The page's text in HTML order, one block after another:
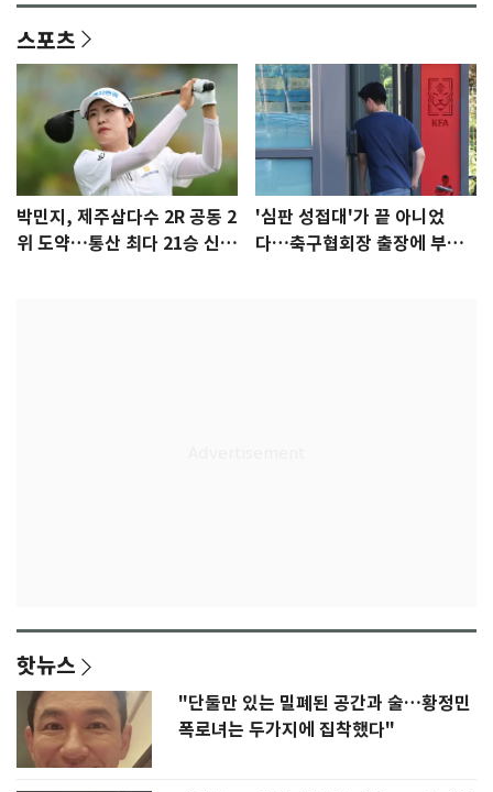
스포츠
박민지, 제주삼다수 2R 공동 2
위 도약…통산 최다 21승 신기
'심판 성접대'가 끝 아니었
다…축구협회장 출장에 부인
핫뉴스
"단둘만 있는 밀폐된 공간과 술…황정민
폭로녀는 두가지에 집착했다"